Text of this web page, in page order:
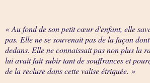
« Au fond de son petit cœur d'enfant, elle
pas. Elle ne se souvenait pas de la façon
dedans. Elle ne connaissait pas non plus la
lui avait fait subir tant de souffrances et
de la reclure dans cette valise étriquée. »